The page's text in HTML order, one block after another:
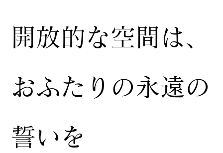
開放的な空間は、
おふたりの永遠の
誓いを